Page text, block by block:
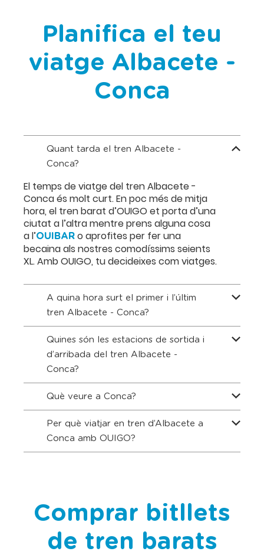
Planifica el teu
viatge Albacete -
Conca
Quant tarda el tren Albacete -
Conca?
El temps de viatge del tren Albacete -
Conca és molt curt. En poc més de mitja
hora, el tren barat d’OUIGO et porta d’una
ciutat a l’altra mentre prens alguna cosa
a l’OUIBAR o aprofites per fer una
becaina als nostres comodíssims seients
XL. Amb OUIGO, tu decideixes com viatges.
A quina hora surt el primer i l’últim
tren Albacete - Conca?
Quines són les estacions de sortida i
d’arribada del tren Albacete -
Conca?
Què veure a Conca?
Per què viatjar en tren d’Albacete a
Conca amb OUIGO?
Comprar bitllets
de tren barats